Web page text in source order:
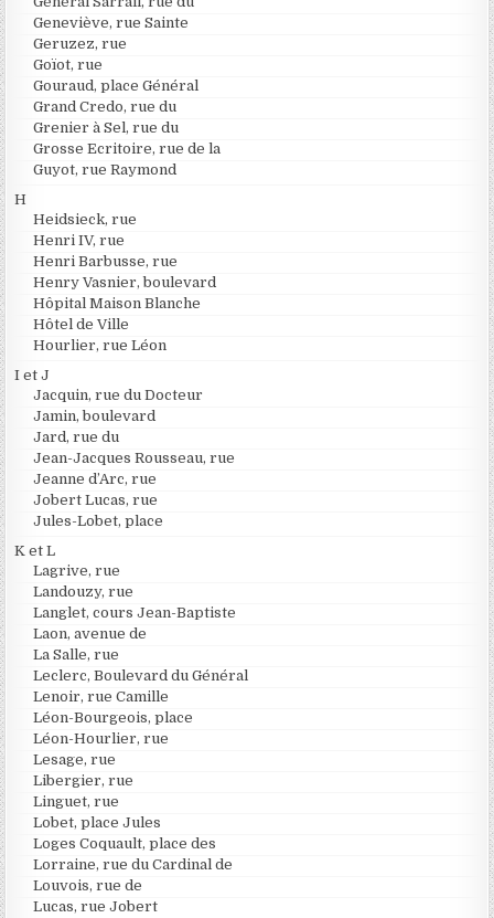
Geneviève, rue Sainte
Geruzez, rue
Goïot, rue
Gouraud, place Général
Grand Credo, rue du
Grenier à Sel, rue du
Grosse Ecritoire, rue de la
Guyot, rue Raymond
H
Heidsieck, rue
Henri IV, rue
Henri Barbusse, rue
Henry Vasnier, boulevard
Hôpital Maison Blanche
Hôtel de Ville
Hourlier, rue Léon
I et J
Jacquin, rue du Docteur
Jamin, boulevard
Jard, rue du
Jean-Jacques Rousseau, rue
Jeanne d’Arc, rue
Jobert Lucas, rue
Jules-Lobet, place
K et L
Lagrive, rue
Landouzy, rue
Langlet, cours Jean-Baptiste
Laon, avenue de
La Salle, rue
Leclerc, Boulevard du Général
Lenoir, rue Camille
Léon-Bourgeois, place
Léon-Hourlier, rue
Lesage, rue
Libergier, rue
Linguet, rue
Lobet, place Jules
Loges Coquault, place des
Lorraine, rue du Cardinal de
Louvois, rue de
Lucas, rue Jobert